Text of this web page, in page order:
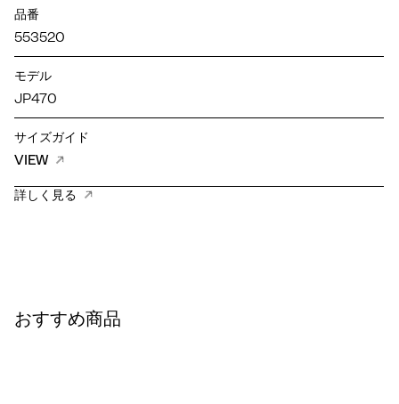
品番
553520
モデル
JP470
サイズガイド
VIEW
詳しく見る
おすすめ商品